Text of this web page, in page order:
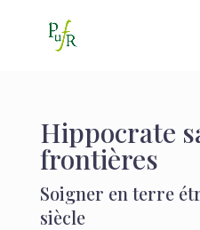
Hippocrate
frontières
Soigner en terre
siècle